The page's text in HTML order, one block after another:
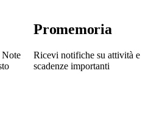
Note
Promemoria
Ricevi notifiche su attività e
scadenze importanti